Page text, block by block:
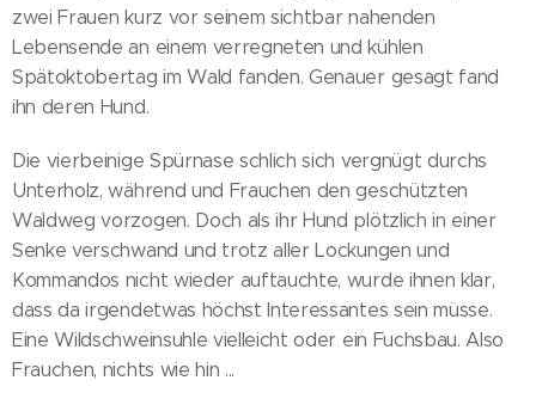
zwei Frauen kurz vor seinem sichtbar nahenden
Lebensende an einem verregneten und kühlen
Spätoktobertag im Wald fanden. Genauer gesagt fand
ihn deren Hund.
Die vierbeinige Spürnase schlich sich vergnügt durchs
Unterholz, während und Frauchen den geschützten
Waldweg vorzogen. Doch als ihr Hund plötzlich in einer
Senke verschwand und trotz aller Lockungen und
Kommandos nicht wieder auftauchte, wurde ihnen klar,
dass da irgendetwas höchst Interessantes sein müsse.
Eine Wildschweinsuhle vielleicht oder ein Fuchsbau. Also
Frauchen, nichts wie hin ...